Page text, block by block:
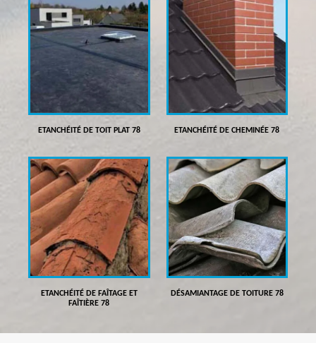
ETANCHÉITÉ DE TOIT PLAT 78 ETANCHÉITÉ DE CHEMINÉE 78
ETANCHÉITÉ DE FAÎTAGE ET
FAÎTIÈRE 78
DÉSAMIANTAGE DE TOITURE 78